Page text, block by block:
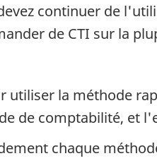
continuer de
de CTI sur la
utiliser la méthode
de comptabilité, et
chaque